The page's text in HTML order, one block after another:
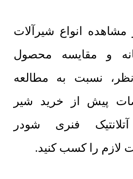
انواع شیرآلات
و مقایسه محصول
نسبت به مطالعه
پیش از خرید شیر
فنری شودر
لازم را کسب کنید.